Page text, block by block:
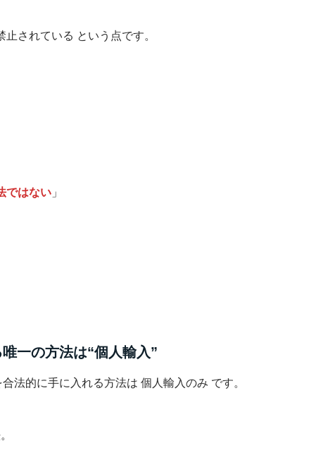
されている という点です。
ではない 」
一の方法は“個人輸入”
法的に手に入れる方法は 個人輸入のみ です。